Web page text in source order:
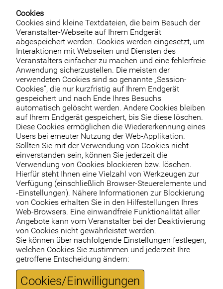
Cookies
Cookies sind kleine Textdateien, die beim Besuch der
Veranstalter-Webseite auf Ihrem Endgerät
abgespeichert werden. Cookies werden eingesetzt, um
Interaktionen mit Webseiten und Diensten des
Veranstalters einfacher zu machen und eine fehlerfreie
Anwendung sicherzustellen. Die meisten der
verwendeten Cookies sind so genannte „Session-
Cookies“, die nur kurzfristig auf Ihrem Endgerät
gespeichert und nach Ende Ihres Besuchs
automatisch gelöscht werden. Andere Cookies bleiben
auf Ihrem Endgerät gespeichert, bis Sie diese löschen.
Diese Cookies ermöglichen die Wiedererkennung eines
Users bei erneuter Nutzung der Web-Applikation.
Sollten Sie mit der Verwendung von Cookies nicht
einverstanden sein, können Sie jederzeit die
Verwendung von Cookies blockieren bzw. löschen.
Hierfür steht Ihnen eine Vielzahl von Werkzeugen zur
Verfügung (einschließlich Browser-Steuerelemente und
-Einstellungen). Nähere Informationen zur Blockierung
von Cookies erhalten Sie in den Hilfestellungen Ihres
Web-Browsers. Eine einwandfreie Funktionalität aller
Angebote kann vom Veranstalter bei der Deaktivierung
von Cookies nicht gewährleistet werden.
Sie können über nachfolgende Einstellungen festlegen,
welchen Cookies Sie zustimmen und jederzeit Ihre
getroffene Entscheidung ändern:
Cookies/Einwilligungen